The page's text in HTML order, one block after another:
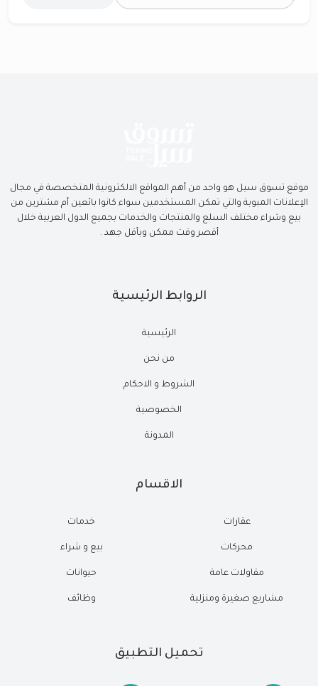
موقع تسوق سيل هو واحد من أهم المواقع الالكترونية المتخصصة في مجال
الإعلانات المبوبة والتي تمكن المستخدمين سواء كانوا بائعين أم مشترين من
بيع وشراء مختلف السلع والمنتجات والخدمات بجميع الدول العربية خلال
أقصر وقت ممكن وبأقل جهد .
الروابط الرئيسية
الرئيسية
من نحن
الشروط و الاحكام
الخصوصية
المدونة
الاقسام
عقارات
محركات
مقاولات عامة
مشاريع صغيرة ومنزلية
خدمات
بيع و شراء
حيوانات
وظائف
تحميل التطبيق